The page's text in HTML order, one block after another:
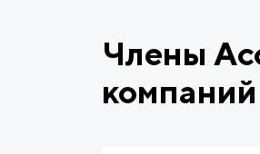
Члены
компаний